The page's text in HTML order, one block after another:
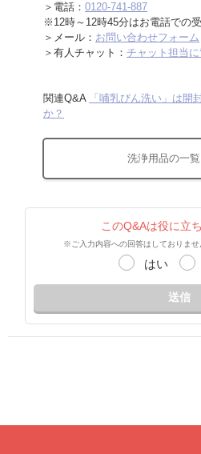
＞電話： 0120-741-887
※12時～12時45分はお電話での
＞メール： お問い合わせフォーム
＞有人チャット： チャット担当
関連Q&A
「哺乳びん洗い」は開
か？
洗浄用品の一
このQ&Aは役に立
※ご入力内容への回答はしておりませ
はい
送信